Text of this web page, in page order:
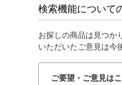
検索機能について
お探しの商品は見つか
いただいたご意見は今
ご要望・ご意見は